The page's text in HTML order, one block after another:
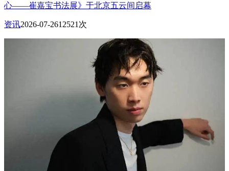
心——崔嘉宝书法展》于北京五云间启幕
资讯2026-07-2612521次